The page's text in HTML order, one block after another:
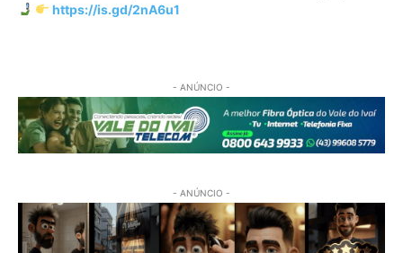
https://is.gd/2nA6u1
- ANÚNCIO -
- ANÚNCIO -